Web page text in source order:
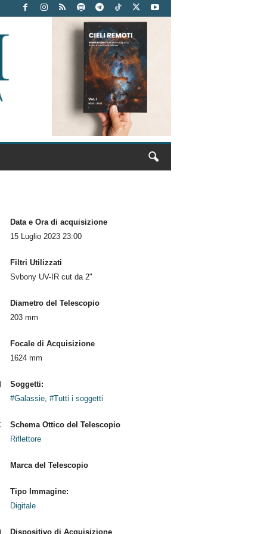
Data e Ora di acquisizione
15 Luglio 2023 23:00
Filtri Utilizzati
Svbony UV-IR cut da 2"
Diametro del Telescopio
203 mm
Focale di Acquisizione
1624 mm
Soggetti:
#Galassie, #Tutti i soggetti
Schema Ottico del Telescopio
Riflettore
Marca del Telescopio
Tipo Immagine:
Digitale
Dispositivo di Acquisizione